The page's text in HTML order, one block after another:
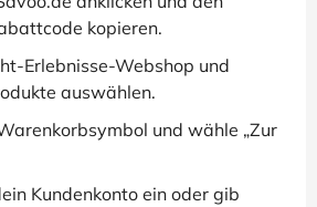
kopieren.
Erlebnisse-Webshop und
auswählen.
und wähle „Zur
Kundenkonto ein oder gib